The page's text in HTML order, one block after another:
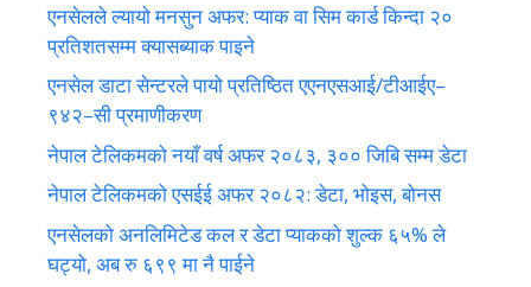
एनसेलले ल्यायो मनसुन अफर: प्याक वा सिम कार्ड किन्दा २०
प्रतिशतसम्म क्यासब्याक पाइने
एनसेल डाटा सेन्टरले पायो प्रतिष्ठित एएनएसआई/टीआईए–
९४२–सी प्रमाणीकरण
नेपाल टेलिकमको नयाँ वर्ष अफर २०८३, ३०० जिबि सम्म डेटा
नेपाल टेलिकमको एसईई अफर २०८२: डेटा, भोइस, बोनस
एनसेलको अनलिमिटेड कल र डेटा प्याकको शुल्क ६५% ले
घट्यो, अब रु ६९९ मा नै पाईने